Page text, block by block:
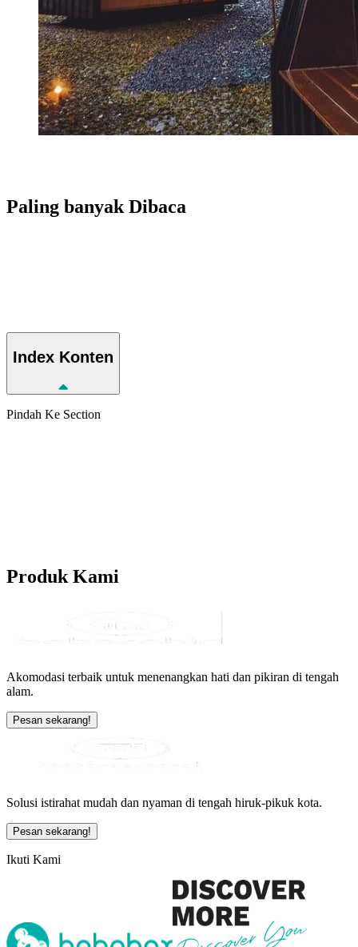
Paling banyak Dibaca
Index Konten
Pindah Ke Section
Produk Kami
Akomodasi terbaik untuk menenangkan hati dan pikiran di tengah
alam.
Pesan sekarang!
Solusi istirahat mudah dan nyaman di tengah hiruk-pikuk kota.
Pesan sekarang!
Ikuti Kami